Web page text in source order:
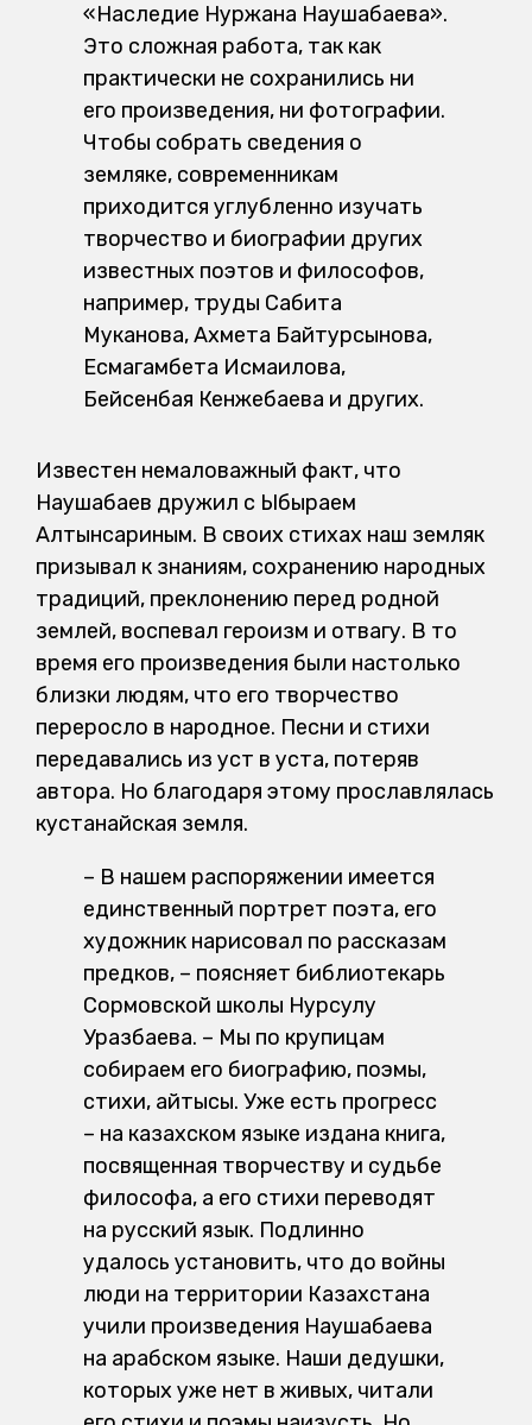
«Наследие Нуржана Наушабаева».
Это сложная работа, так как
практически не сохранились ни
его произведения, ни фотографии.
Чтобы собрать сведения о
земляке, современникам
приходится углубленно изучать
творчество и биографии других
известных поэтов и философов,
например, труды Сабита
Муканова, Ахмета Байтурсынова,
Есмагамбета Исмаилова,
Бейсенбая Кенжебаева и других.
Известен немаловажный факт, что
Наушабаев дружил с Ыбыраем
Алтынсариным. В своих стихах наш земляк
призывал к знаниям, сохранению народных
традиций, преклонению перед родной
землей, воспевал героизм и отвагу. В то
время его произведения были настолько
близки людям, что его творчество
переросло в народное. Песни и стихи
передавались из уст в уста, потеряв
автора. Но благодаря этому прославлялась
кустанайская земля.
– В нашем распоряжении имеется
единственный портрет поэта, его
художник нарисовал по рассказам
предков, – поясняет библиотекарь
Сормовской школы Нурсулу
Уразбаева. – Мы по крупицам
собираем его биографию, поэмы,
стихи, айтысы. Уже есть прогресс
– на казахском языке издана книга,
посвященная творчеству и судьбе
философа, а его стихи переводят
на русский язык. Подлинно
удалось установить, что до войны
люди на территории Казахстана
учили произведения Наушабаева
на арабском языке. Наши дедушки,
которых уже нет в живых, читали